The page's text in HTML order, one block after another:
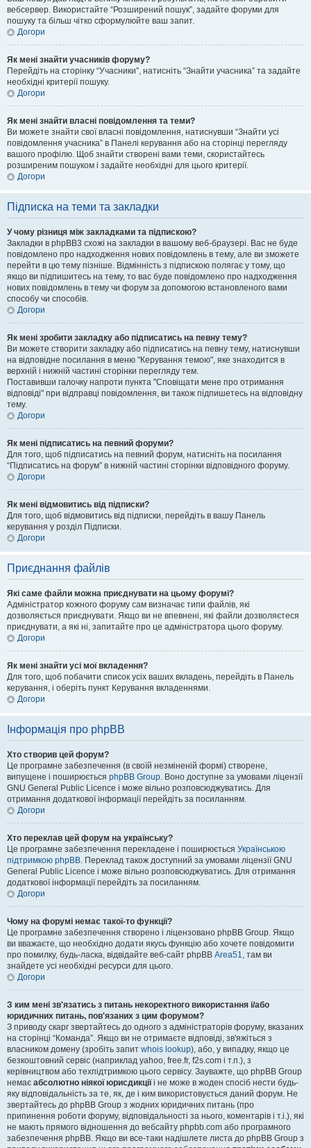
вебсервер. Використайте “Розширений пошук”, задайте форуми для
пошуку та більш чітко сформулюйте ваш запит.
Догори
Як мені знайти учасників форуму?
Перейдіть на сторінку “Учасники”, натисніть “Знайти учасника” та задайте
необхідні критерії пошуку.
Догори
Як мені знайти власні повідомлення та теми?
Ви можете знайти свої власні повідомлення, натиснувши “Знайти усі
повідомлення учасника” в Панелі керування або на сторінці перегляду
вашого профілю. Щоб знайти створені вами теми, скористайтесь
розширеним пошуком і задайте необхідні для цього критерії.
Догори
Підписка на теми та закладки
У чому різниця між закладками та підпискою?
Закладки в phpBB3 схожі на закладки в вашому веб-браузері. Вас не буде
повідомлено про надходження нових повідомлень в тему, але ви зможете
перейти в цю тему пізніше. Відмінність з підпискою полягає у тому, що
якщо ви підпишитесь на тему, то вас буде повідомлено про надходження
нових повідомлень в тему чи форум за допомогою встановленого вами
способу чи способів.
Догори
Як мені зробити закладку або підписатись на певну тему?
Ви можете створити закладку або підписатись на певну тему, натиснувши
на відповідне посилання в меню "Керування темою", яке знаходится в
верхній і нижній частині сторінки перегляду тем.
Поставивши галочку напроти пункта "Сповіщати мене про отримання
відповіді" при відправці повідомлення, ви також підпишетесь на відповідну
тему.
Догори
Як мені підписатись на певний форуми?
Для того, щоб підписатись на певний форум, натисніть на посилання
“Підписатись на форум” в нижній частині сторінки відповідного форуму.
Догори
Як мені відмовитись від підписки?
Для того, щоб відмовитись від підписки, перейдіть в вашу Панель
керування у розділ Підписки.
Догори
Приєднання файлів
Які саме файли можна приєднувати на цьому форумі?
Адміністратор кожного форуму сам визначає типи файлів, які
дозволяється приєднувати. Якщо ви не впевнені, які файли дозволяєтеся
приєднувати, а які ні, запитайте про це адміністратора цього форуму.
Догори
Як мені знайти усі мої вкладення?
Для того, щоб побачити список усіх ваших вкладень, перейдіть в Панель
керування, і оберіть пункт Керування вкладеннями.
Догори
Інформація про phpBB
Хто створив цей форум?
Це програмне забезпечення (в своїй незміненій формі) створене,
випущене і поширюється phpBB Group. Воно доступне за умовами ліцензії
GNU General Public Licence і може вільно розповсюджуватись. Для
отримання додаткової інформації перейдіть за посиланням.
Догори
Хто переклав цей форум на українську?
Це програмне забезпечення перекладене і поширюється Українською
підтримкою phpBB. Переклад також доступний за умовами ліцензії GNU
General Public Licence і може вільно розповсюджуватись. Для отримання
додаткової інформації перейдіть за посиланням.
Догори
Чому на форумі немає такої-то функції?
Це програмне забезпечення створено і ліцензовано phpBB Group. Якщо
ви вважаєте, що необхідно додати якусь функцію або хочете повідомити
про помилку, будь-ласка, відвідайте веб-сайт phpBB Area51, там ви
знайдете усі необхідні ресурси для цього.
Догори
З ким мені зв'язатись з питань некоректного використання і/або
юридичних питань, пов'язаних з цим форумом?
З приводу скарг звертайтесь до одного з адміністраторів форуму, вказаних
на сторінці “Команда”. Якщо ви не отримаєте відповіді, зв'яжіться з
власником домену (зробіть запит whois lookup), або, у випадку, якщо це
безкоштовний сервіс (наприклад yahoo, free.fr, f2s.com і т.п.), з
керівництвом або техпідтримкою цього сервісу. Зауважте, що phpBB Group
немає абсолютно ніякої юрисдикціїі не може в жоден спосіб нести будь-
яку відповідальність за те, як, де і ким використовується даний форум. Не
звертайтесь до phpBB Group з жодних юридичних питань (про
припинення роботи форуму, відповідальності за нього, коментарів і т.і.), які
не мають прямого відношення до вебсайту phpbb.com або програмного
забезпечення phpBB. Якщо ви все-таки надішлете листа до phpBB Group з